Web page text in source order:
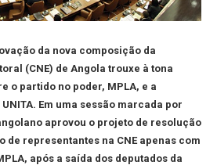
da nova composição da
(CNE) de Angola trouxe à tona
o partido no poder, MPLA, e a
Em uma sessão marcada por
aprovou o projeto de resolução
de representantes na CNE apenas com
após a saída dos deputados da